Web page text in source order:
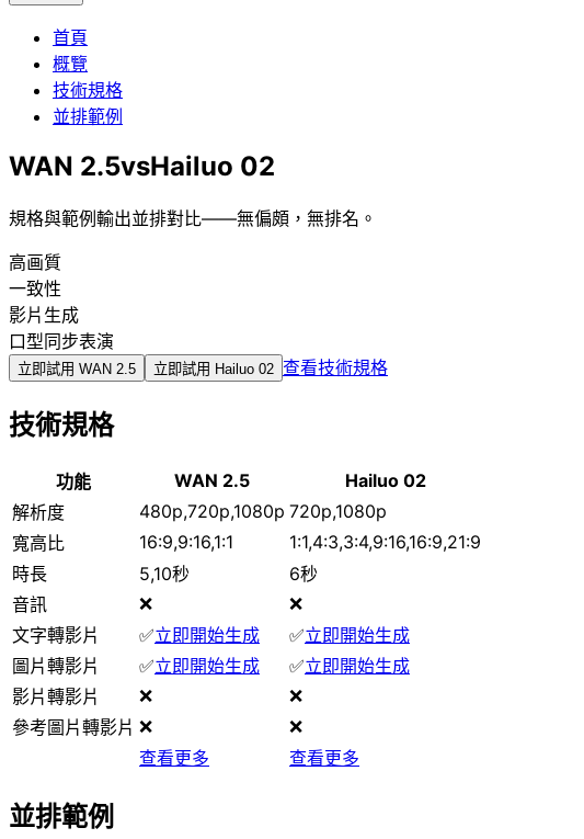
首頁
概覽
技術規格
並排範例
WAN 2.5vsHailuo 02
規格與範例輸出並排對比——無偏頗，無排名。
高画質
一致性
影片生成
口型同步表演
立即試用 WAN 2.5 立即試用 Hailuo 02 查看技術規格
技術規格
功能 WAN 2.5
Hailuo 02
解析度
480p,720p,1080p 720p,1080p
寬高比
16:9,9:16,1:1
1:1,4:3,3:4,9:16,16:9,21:9
時長
5,10秒
6秒
音訊
❌
❌
文字轉影片
✅立即開始生成 ✅立即開始生成
圖片轉影片
✅立即開始生成 ✅立即開始生成
影片轉影片
❌
❌
參考圖片轉影片 ❌
❌
查看更多
查看更多
並排範例